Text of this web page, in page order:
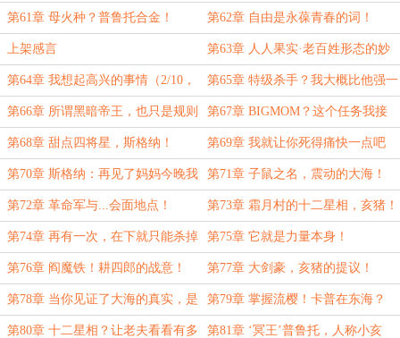
第61章 母火种？普鲁托合金！ 第62章 自由是永葆青春的词！
上架感言 第63章 人人果实·老百姓形态的妙
用！（1/10， 求首订！）
第64章 我想起高兴的事情（2/10，
求首订！）
第65章 特级杀手？我大概比他强一
百倍吧（3/10， 求首订！）
第66章 所谓黑暗帝王，也只是规则
的一部分（4/10， 求首订！）
第67章 BIGMOM？这个任务我接
了！（5/10， 求首订！）
第68章 甜点四将星，斯格纳！
（6/10， 求首订！）
第69章 我就让你死得痛快一点吧
（7/10， 求首订！）
第70章 斯格纳：再见了妈妈今晚我
就要远航！（8/10， 求首订！）
第71章 子鼠之名，震动的大海！
（9/10， 求首订！）
第72章 革命军与...会面地点！
（10/10， 求首订！）
第73章 霜月村的十二星相，亥猪！
第74章 再有一次，在下就只能杀掉
你们了
第75章 它就是力量本身！
第76章 阎魔铁！耕四郎的战意！ 第77章 大剑豪，亥猪的提议！
第78章 当你见证了大海的真实，是
否还有勇气？
第79章 掌握流樱！卡普在东海？
第80章 十二星相？让老夫看看有多 第81章 ‘冥王’普鲁托，人称小亥